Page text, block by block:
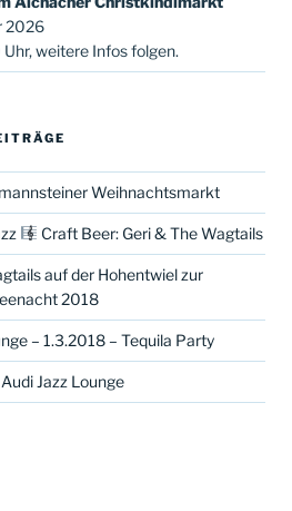
2026
weitere Infos folgen.
Weihnachtsmarkt
Craft Beer: Geri & The Wagtails
auf der Hohentwiel zur
2018
– 1.3.2018 – Tequila Party
Jazz Lounge